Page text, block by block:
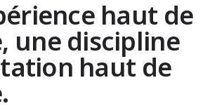
haut de
une discipline
haut de